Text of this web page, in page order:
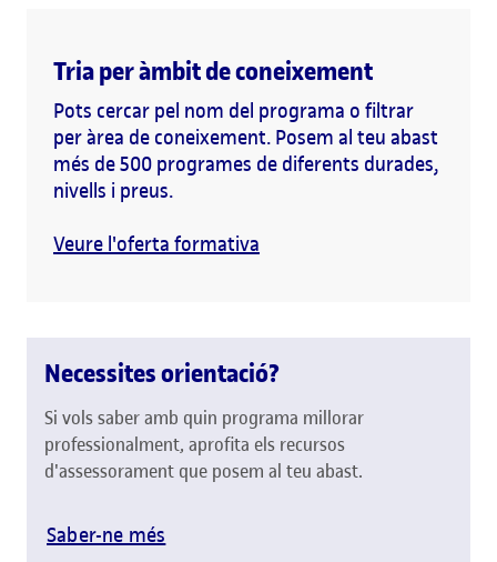
Tria per àmbit de coneixement
Pots cercar pel nom del programa o filtrar
per àrea de coneixement. Posem al teu abast
més de 500 programes de diferents durades,
nivells i preus.
Veure l'oferta formativa
Necessites orientació?
Si vols saber amb quin programa millorar
professionalment, aprofita els recursos
d'assessorament que posem al teu abast.
Saber-ne més